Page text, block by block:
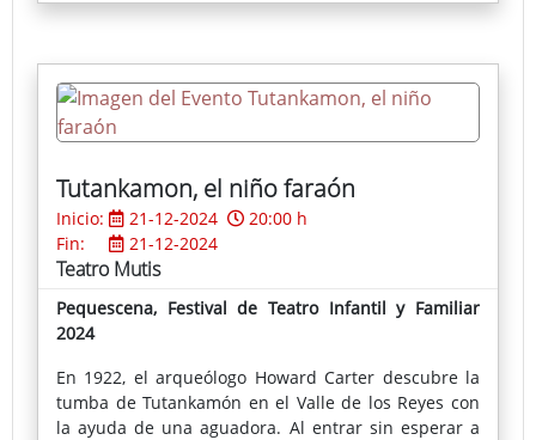
Tutankamon, el niño faraón
Inicio: 21-12-2024
20:00 h
Fin:
21-12-2024
Teatro Mutis
Pequescena, Festival de Teatro Infantil y Familiar
2024
En 1922, el arqueólogo Howard Carter descubre la
tumba de Tutankamón en el Valle de los Reyes con
la ayuda de una aguadora. Al entrar sin esperar a